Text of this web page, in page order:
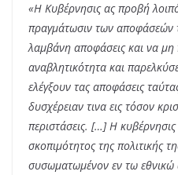
«Η Κυβέρνησις ας προβή
πραγμάτωσιν των αποφάσεών
λαμβάνη αποφάσεις και να μη
αναβλητικότητα και
ελέγξουν τας αποφάσεις
δυσχέρειαν τινα εις τόσον
περιστάσεις. […] Η
σκοπιμότητος της πολιτικής
συσωματωμένον εν τω εθνικώ